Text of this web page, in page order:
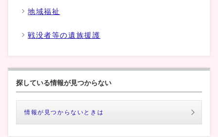
地域福祉
戦没者等の遺族援護
探している情報が見つからない
情報が見つからないときは